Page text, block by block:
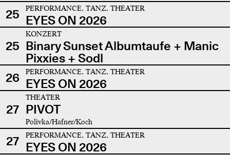
25 PERFORMANCE, TANZ, THEATER
EYES ON 2026
25
KONZERT
Binary Sunset Albumtaufe + Manic
Pixxies + Sodl
26
PERFORMANCE, TANZ, THEATER
EYES ON 2026
27
THEATER
PIVOT
Polivka/Hafner/Koch
27 PERFORMANCE, TANZ, THEATER
EYES ON 2026